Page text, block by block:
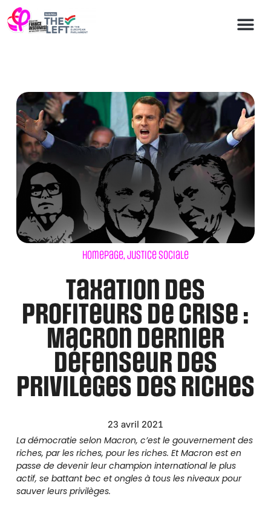
Homepage,Justice sociale
Taxation des
profiteurs de crise :
Macron dernier
défenseur des
privilèges des riches
23 avril 2021
La démocratie selon Macron, c’est le gouvernement des
riches, par les riches, pour les riches. Et Macron est en
passe de devenir leur champion international le plus
actif, se battant bec et ongles à tous les niveaux pour
sauver leurs privilèges.